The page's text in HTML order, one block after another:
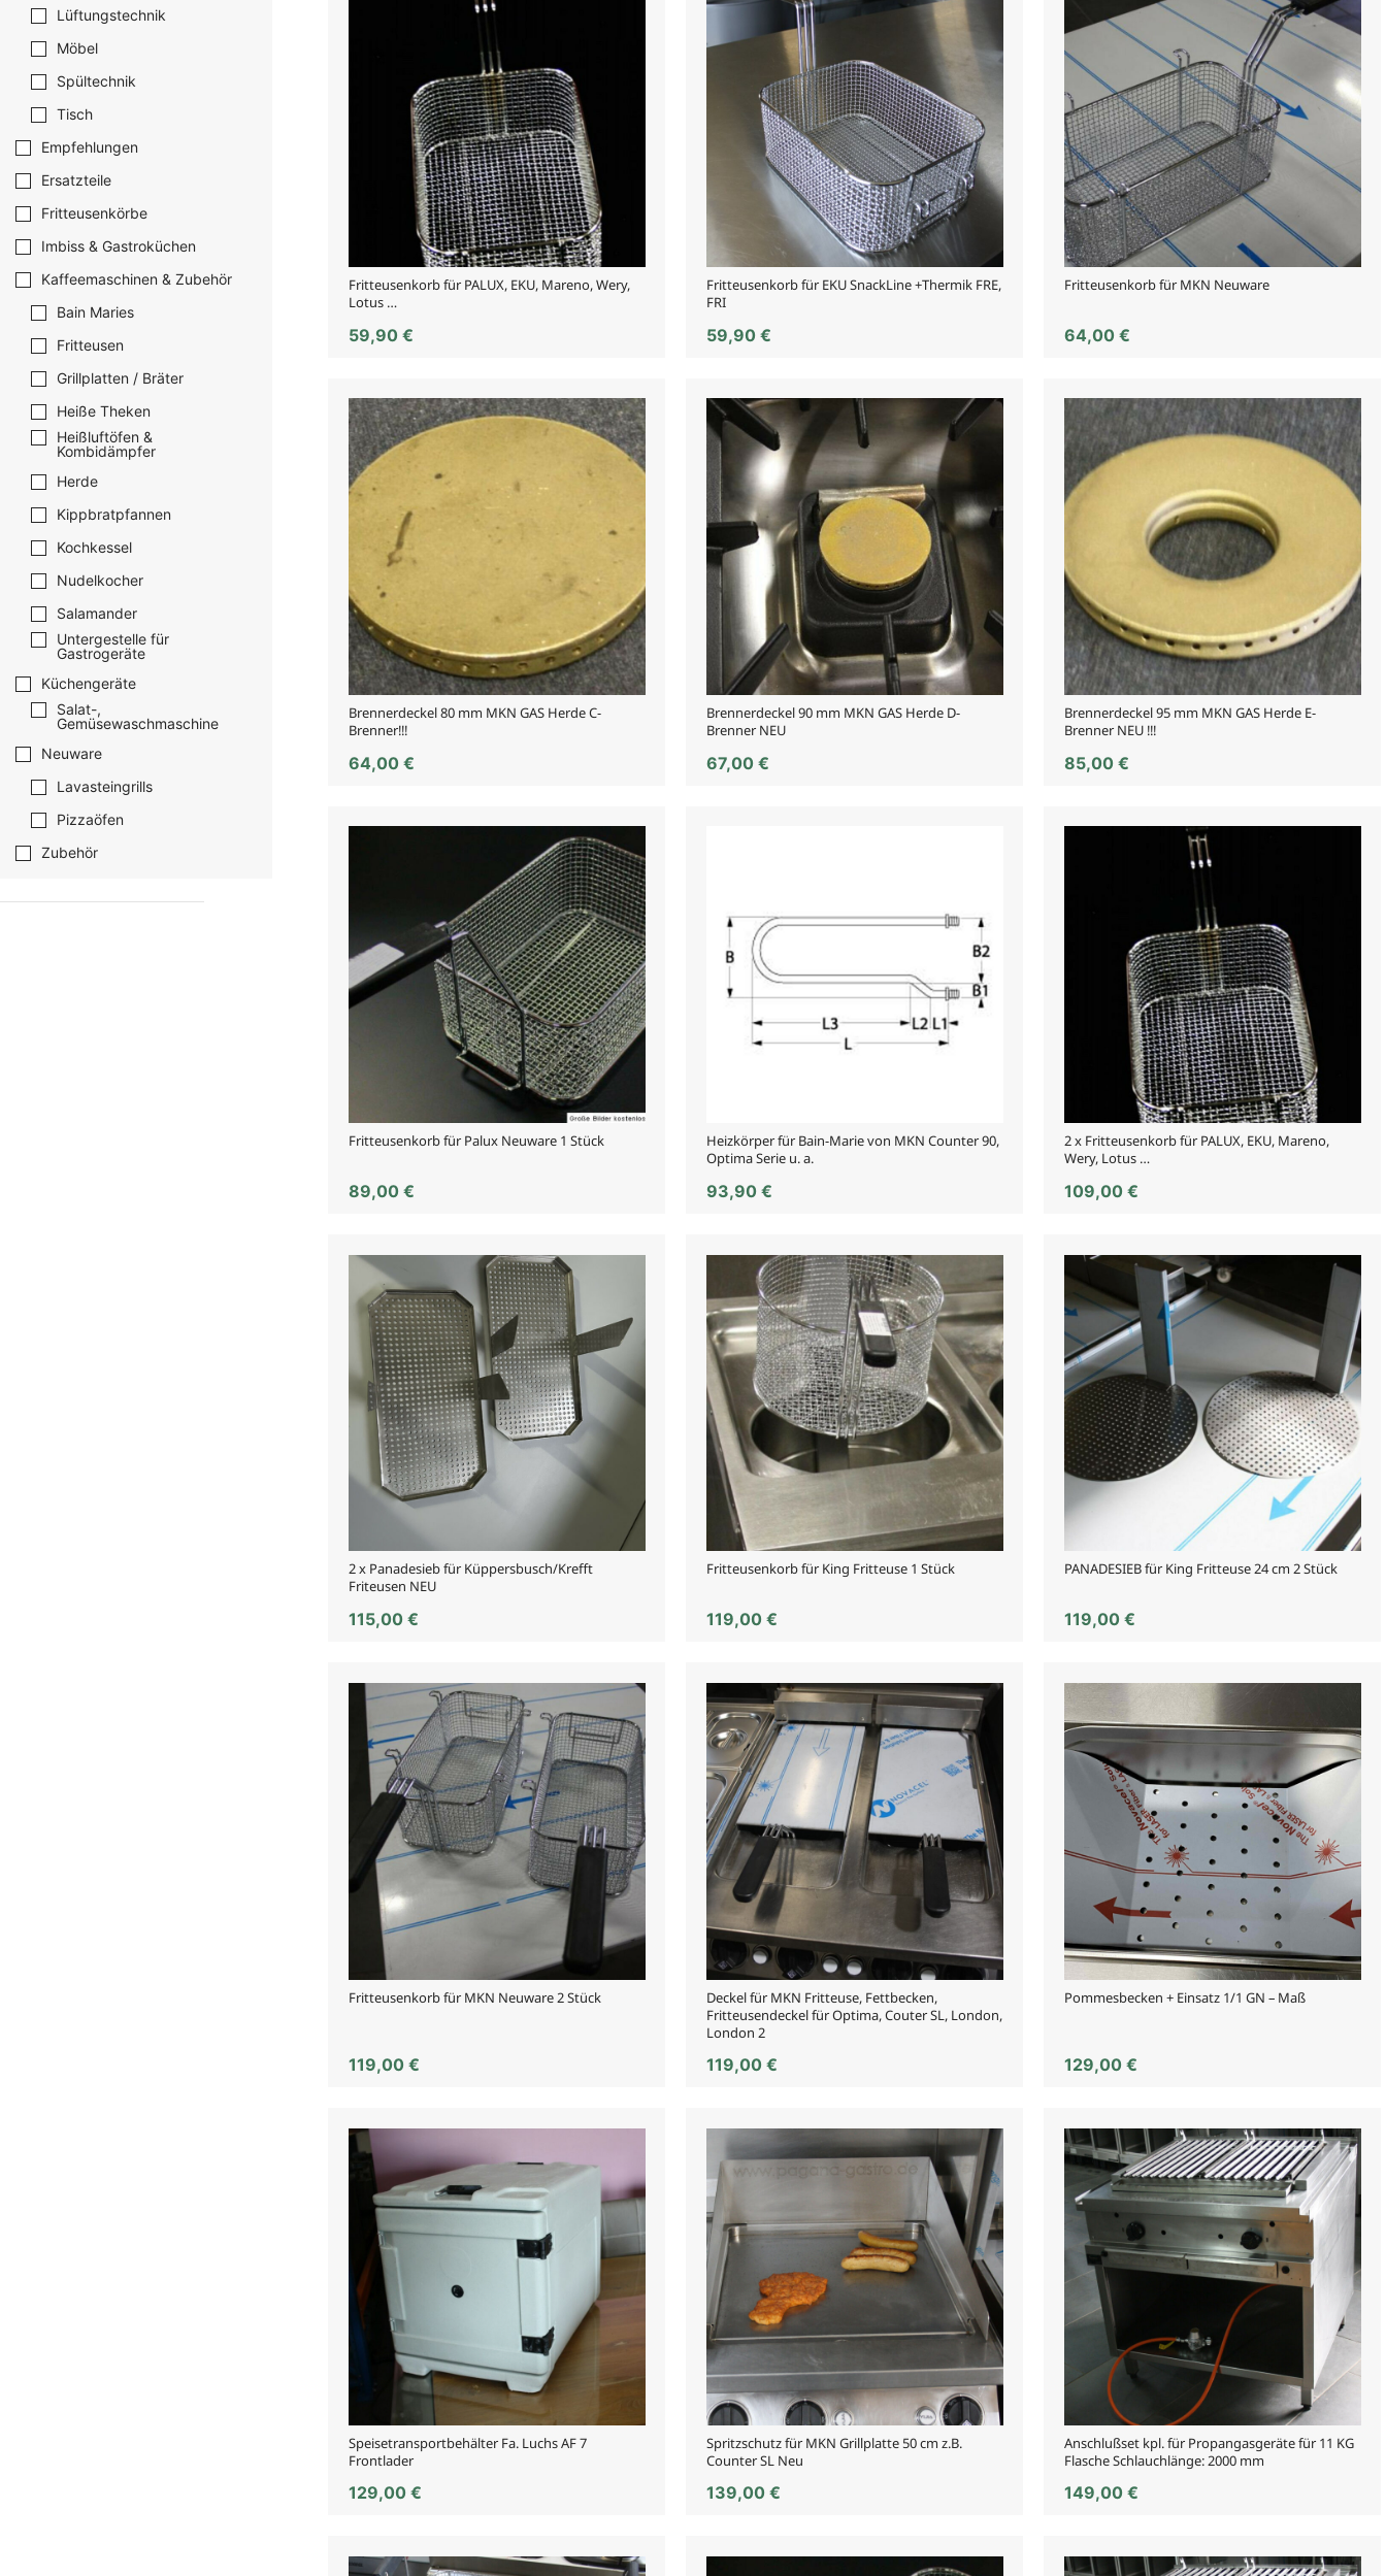
Lüftungstechnik
Möbel
Spültechnik
Tisch
Empfehlungen
Ersatzteile
Fritteusenkörbe
Imbiss & Gastroküchen
Kaffeemaschinen & Zubehör
Bain Maries
Fritteusen
Grillplatten / Bräter
Heiße Theken
Heißluftöfen &
Kombidämpfer
Herde
Kippbratpfannen
Kochkessel
Nudelkocher
Salamander
Untergestelle für
Gastrogeräte
Küchengeräte
Salat-,
Gemüsewaschmaschine
Neuware
Lavasteingrills
Pizzaöfen
Zubehör
Fritteusenkorb für PALUX, EKU, Mareno, Wery,
Lotus …
59,90 €
Fritteusenkorb für EKU SnackLine +Thermik FRE,
FRI
59,90 €
Fritteusenkorb für MKN Neuware
64,00 €
Brennerdeckel 80 mm MKN GAS Herde C-
Brenner!!!
64,00 €
Brennerdeckel 90 mm MKN GAS Herde D-
Brenner NEU
67,00 €
Brennerdeckel 95 mm MKN GAS Herde E-
Brenner NEU !!!
85,00 €
Fritteusenkorb für Palux Neuware 1 Stück
89,00 €
Heizkörper für Bain-Marie von MKN Counter 90,
Optima Serie u. a.
93,90 €
2 x Fritteusenkorb für PALUX, EKU, Mareno,
Wery, Lotus …
109,00 €
2 x Panadesieb für Küppersbusch/Krefft
Friteusen NEU
115,00 €
Fritteusenkorb für King Fritteuse 1 Stück
119,00 €
PANADESIEB für King Fritteuse 24 cm 2 Stück
119,00 €
Fritteusenkorb für MKN Neuware 2 Stück
119,00 €
Deckel für MKN Fritteuse, Fettbecken,
Fritteusendeckel für Optima, Couter SL, London,
London 2
119,00 €
Pommesbecken + Einsatz 1/1 GN – Maß
129,00 €
Speisetransportbehälter Fa. Luchs AF 7
Frontlader
129,00 €
Spritzschutz für MKN Grillplatte 50 cm z.B.
Counter SL Neu
139,00 €
Anschlußset kpl. für Propangasgeräte für 11 KG
Flasche Schlauchlänge: 2000 mm
149,00 €